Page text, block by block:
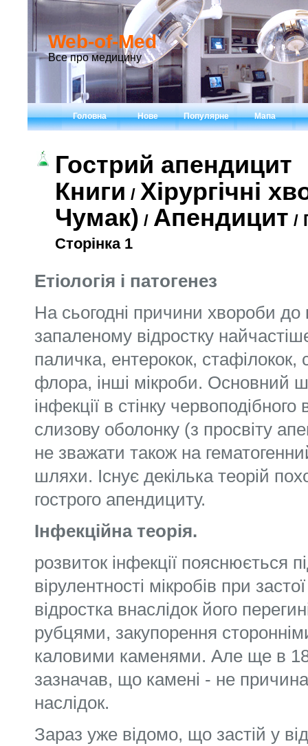
Web-of-Med
Все про медицину
Головна Нове Популярне Мапа
Гострий апендицит
Книги / Хірургічні
Чумак) / Апендицит /
Сторінка 1
Етіологія і патогенез
На сьогодні причини хвороби
запаленому відростку
паличка, ентерокок, стафілокок,
флора, інші мікроби. Основний
інфекції в стінку червоподібного
слизову оболонку (з просвіту
не зважати також на
шляхи. Існує декілька теорій
гострого апендициту.
Інфекційна теорія.
розвиток інфекції пояснюється
вірулентності мікробів при
відростка внаслідок його
рубцями, закупорення
каловими каменями. Але ще в
зазначав, що камені - не
наслідок.
Зараз уже відомо, що застій у